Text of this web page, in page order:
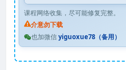
课程网络收集，尽可能修复完整。
介意勿下载
也加微信yiguoxue78（备用）